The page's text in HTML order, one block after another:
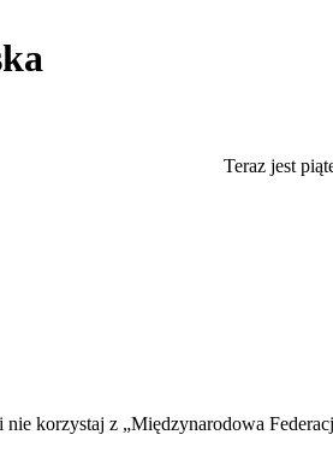
Teraz jest
korzystaj z „Międzynarodowa